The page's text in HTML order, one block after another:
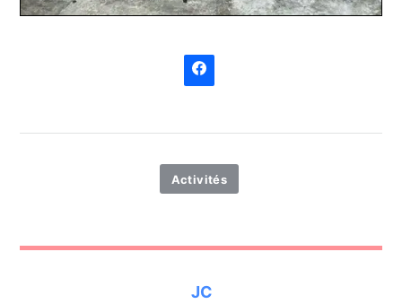
Activités
JC